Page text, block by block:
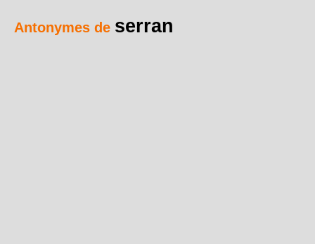
Antonymes de serran